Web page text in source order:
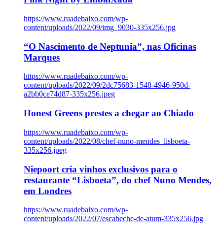
https://www.ruadebaixo.com/wp-
content/uploads/2022/09/img_9030-335x256.jpg
“O Nascimento de Neptunia”, nas Oficinas
Marques
https://www.ruadebaixo.com/wp-
content/uploads/2022/09/2dc75683-1548-4946-950d-
a2bb0ce74d87-335x256.jpeg
Honest Greens prestes a chegar ao Chiado
https://www.ruadebaixo.com/wp-
content/uploads/2022/08/chef-nuno-mendes_lisboeta-
335x256.jpeg
Niepoort cria vinhos exclusivos para o
restaurante “Lisboeta”, do chef Nuno Mendes,
em Londres
https://www.ruadebaixo.com/wp-
content/uploads/2022/07/escabeche-de-atum-335x256.jpg